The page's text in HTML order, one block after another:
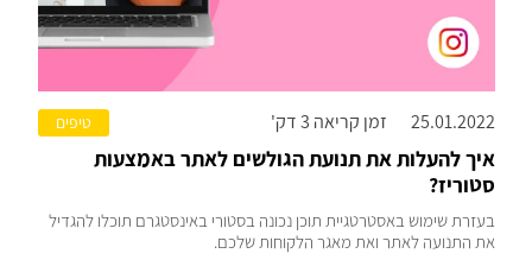
25.01.2022 זמן קריאה 3 דק' טיפים
איך להעלות את תנועת הגולשים לאתר באמצעות
סטוריז?
בעזרת שימוש באסטרטגיית תוכן נכונה בסטורי באינסטגרם תוכלו להגדיל
את התנועה לאתר ואת מאגר הלקוחות שלכם.